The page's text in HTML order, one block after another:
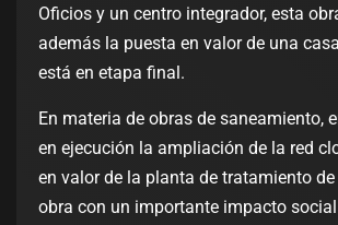
Oficios y un centro integrador, esta
además la puesta en valor de una
está en etapa final.
En materia de obras de saneamiento,
en ejecución la ampliación de la red
en valor de la planta de tratamiento
obra con un importante impacto